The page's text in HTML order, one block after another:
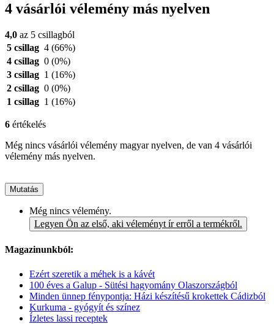
4 vásárlói vélemény más nyelven
4,0 az 5 csillagból
5 csillag 4 (66%)
4 csillag 0 (0%)
3 csillag 1 (16%)
2 csillag 0 (0%)
1 csillag 1 (16%)
6 értékelés
Még nincs vásárlói vélemény magyar nyelven, de van 4 vásárlói
vélemény más nyelven.
Mutatás
Még nincs vélemény.
Legyen Ön az első, aki véleményt ír erről a termékről.
Magazinunkból:
Ezért szeretik a méhek is a kávét
100 éves a Galup - Sütési hagyomány Olaszországból
Minden ünnep fénypontja: Házi készítésű krokettek Cádizból
Kurkuma - gyógyít és színez
Ízletes lassi receptek